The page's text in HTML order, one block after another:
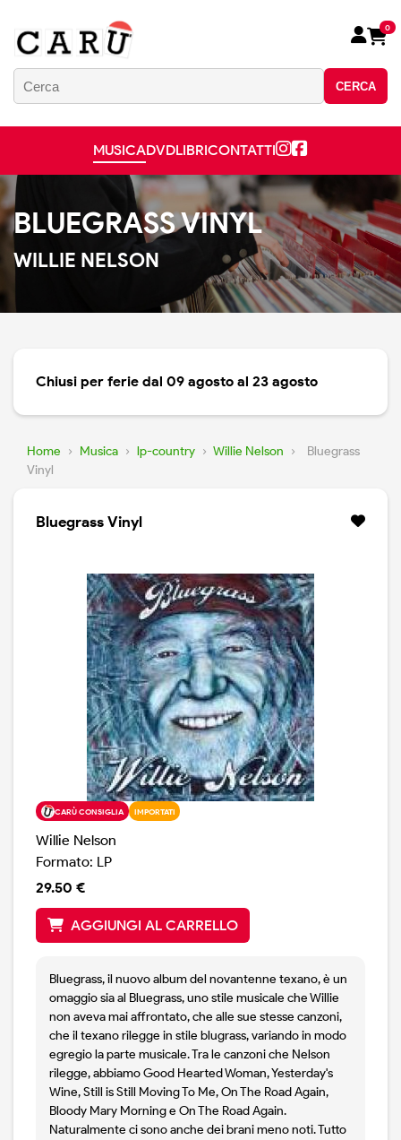
CERCA
0
MUSICADVDLIBRICONTATTI
BLUEGRASS VINYL
WILLIE NELSON
Chiusi per ferie dal 09 agosto al 23 agosto
Home › Musica › lp-country › Willie Nelson ›
Bluegrass
Vinyl
Bluegrass Vinyl
CARÙ CONSIGLIA IMPORTATI
Willie Nelson
Formato: LP
29.50 €
AGGIUNGI AL CARRELLO
Bluegrass, il nuovo album del novantenne texano, è un
omaggio sia al Bluegrass, uno stile musicale che Willie
non aveva mai affrontato, che alle sue stesse canzoni,
che il texano rilegge in stile blugrass, variando in modo
egregio la parte musicale. Tra le canzoni che Nelson
rilegge, abbiamo Good Hearted Woman, Yesterday's
Wine, Still is Still Moving To Me, On The Road Again,
Bloody Mary Morning e On The Road Again.
Naturalmente ci sono anche dei brani meno noti. Tutto